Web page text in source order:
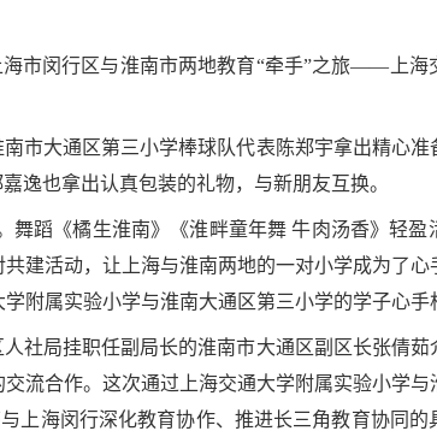
市闵行区与淮南市两地教育“牵手”之旅——上海
市大通区第三小学棒球队代表陈郑宇拿出精心准
逸也拿出认真包装的礼物，与新朋友互换。
蹈《橘生淮南》《淮畔童年舞 牛肉汤香》轻盈
建活动，让上海与淮南两地的一对小学成为了心
属实验小学与淮南大通区第三小学的学子心手
社局挂职任副局长的淮南市大通区副区长张倩茹
流合作。这次通过上海交通大学附属实验小学与
上海闵行深化教育协作、推进长三角教育协同的